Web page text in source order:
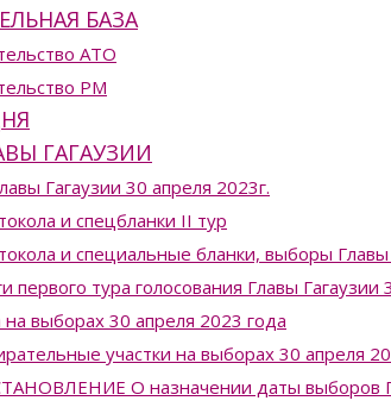
БАЗА
ATO
РМ
ГАГАУЗИИ
Гагаузии 30 апреля 2023г.
и спецбланки II тур
и специальные бланки, выборы Главы
первого тура голосования Главы Гагаузии
на выборах 30 апреля 2023 года
участки на выборах 30 апреля
О назначении даты выборов